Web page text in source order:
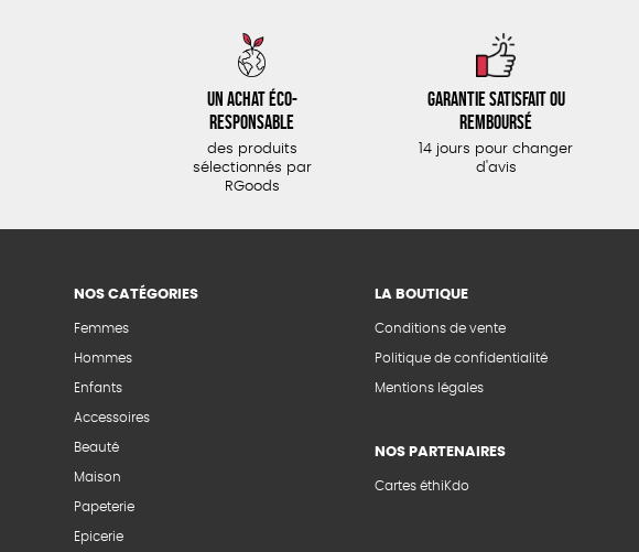
Un achat éco-
responsable
des produits
sélectionnés par
RGoods
Garantie satisfait ou
remboursé
14 jours pour changer
d'avis
NOS CATÉGORIES
Femmes
Hommes
Enfants
Accessoires
Beauté
Maison
Papeterie
Epicerie
LA BOUTIQUE
Conditions de vente
Politique de confidentialité
Mentions légales
NOS PARTENAIRES
Cartes éthiKdo